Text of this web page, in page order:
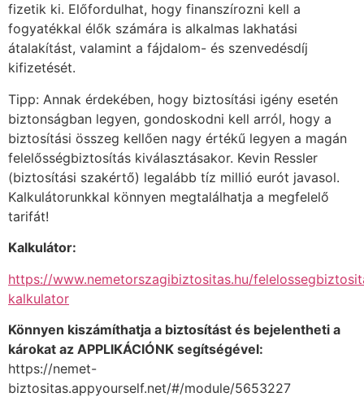
fizetik ki. Előfordulhat, hogy finanszírozni kell a
fogyatékkal élők számára is alkalmas lakhatási
átalakítást, valamint a fájdalom- és szenvedésdíj
kifizetését.
Tipp: Annak érdekében, hogy biztosítási igény esetén
biztonságban legyen, gondoskodni kell arról, hogy a
biztosítási összeg kellően nagy értékű legyen a magán
felelősségbiztosítás kiválasztásakor. Kevin Ressler
(biztosítási szakértő) legalább tíz millió eurót javasol.
Kalkulátorunkkal könnyen megtalálhatja a megfelelő
tarifát!
Kalkulátor:
https://www.nemetorszagibiztositas.hu/
kalkulator
Könnyen kiszámíthatja a biztosítást és bejelentheti a
károkat az APPLIKÁCIÓNK segítségével:
https://nemet-
biztositas.appyourself.net/#/module/5653227